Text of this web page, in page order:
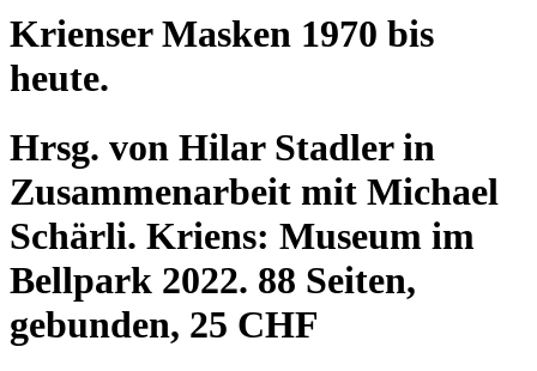
Krienser Masken 1970 bis
heute.
Hrsg. von Hilar Stadler in
Zusammenarbeit mit Michael
Schärli. Kriens: Museum im
Bellpark 2022. 88 Seiten,
gebunden, 25 CHF